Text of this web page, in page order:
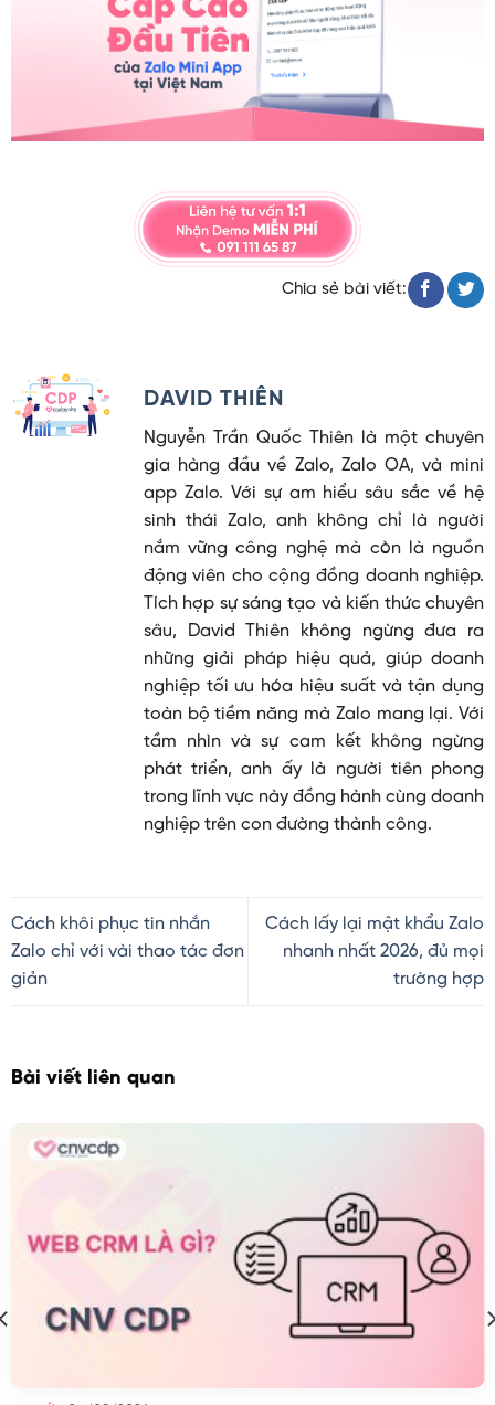
Chia sẻ bài viết:
DAVID THIÊN
Nguyễn Trần Quốc Thiên là một chuyên
gia hàng đầu về Zalo, Zalo OA, và mini
app Zalo. Với sự am hiểu sâu sắc về hệ
sinh thái Zalo, anh không chỉ là người
nắm vững công nghệ mà còn là nguồn
động viên cho cộng đồng doanh nghiệp.
Tích hợp sự sáng tạo và kiến thức chuyên
sâu, David Thiên không ngừng đưa ra
những giải pháp hiệu quả, giúp doanh
nghiệp tối ưu hóa hiệu suất và tận dụng
toàn bộ tiềm năng mà Zalo mang lại. Với
tầm nhìn và sự cam kết không ngừng
phát triển, anh ấy là người tiên phong
trong lĩnh vực này đồng hành cùng doanh
nghiệp trên con đường thành công.
Cách khôi phục tin nhắn
Zalo chỉ với vài thao tác đơn
giản
Cách lấy lại mật khẩu Zalo
nhanh nhất 2026, đủ mọi
trường hợp
Bài viết liên quan